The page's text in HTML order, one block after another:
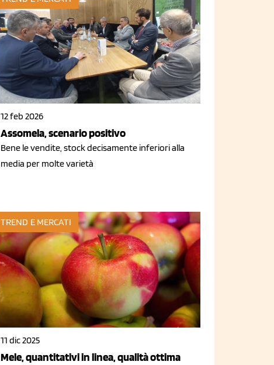
12 feb 2026
Assomela, scenario positivo
Bene le vendite, stock decisamente inferiori alla
media per molte varietà
TREND E MERCATI
11 dic 2025
Mele, quantitativi in linea, qualità ottima